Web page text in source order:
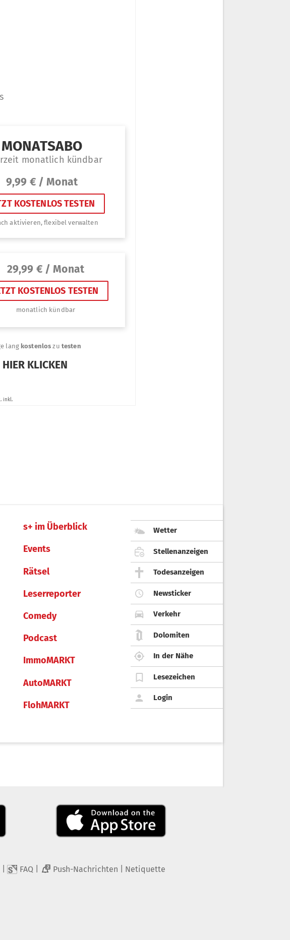
s+ im Überblick
Events
Rätsel
Leserreporter
Comedy
Podcast
ImmoMARKT
AutoMARKT
FlohMARKT
Wetter
Stellenanzeigen
Todesanzeigen
Newsticker
Verkehr
Dolomiten
In der Nähe
Lesezeichen
Login
FAQ 2 Push-Nachrichten Netiquette